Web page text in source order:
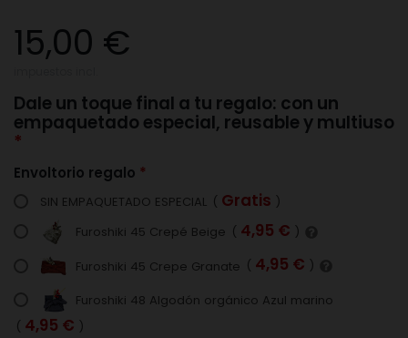
15,00 €
Dale un toque final a tu regalo: con un
empaquetado especial, reusable y multiuso
Envoltorio regalo
SIN EMPAQUETADO ESPECIAL ( Gratis )
Furoshiki 45 Crepé Beige ( 4,95 € )
Furoshiki 45 Crepe Granate ( 4,95 € )
Furoshiki 48 Algodón orgánico Azul marino
( 4,95 € )